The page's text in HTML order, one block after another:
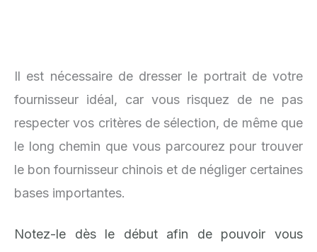
Il est nécessaire de dresser le portrait de votre
fournisseur idéal, car vous risquez de ne pas
respecter vos critères de sélection, de même que
le long chemin que vous parcourez pour trouver
le bon fournisseur chinois et de négliger certaines
bases importantes.
Notez-le dès le début afin de pouvoir vous